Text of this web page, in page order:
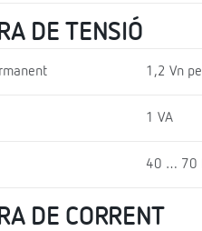
DE TENSIÓ
1,2 Vn
1 VA
40 … 70
DE CORRENT